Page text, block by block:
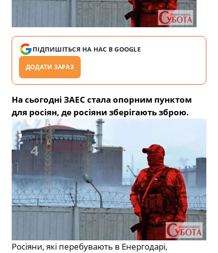
ПІДПИШІТЬСЯ НА НАС В GOOGLE
ДОДАТИ ЗАРАЗ
На сьогодні ЗАЕС стала опорним пунктом
для росіян, де росіяни зберігають зброю.
Росіяни, які перебувають в Енергодарі,